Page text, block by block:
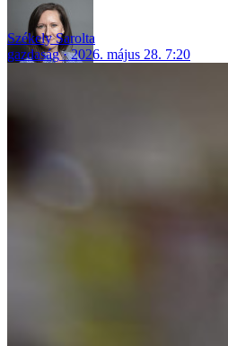
Székely Sarolta
gazdaság
2026. május 28. 7:20